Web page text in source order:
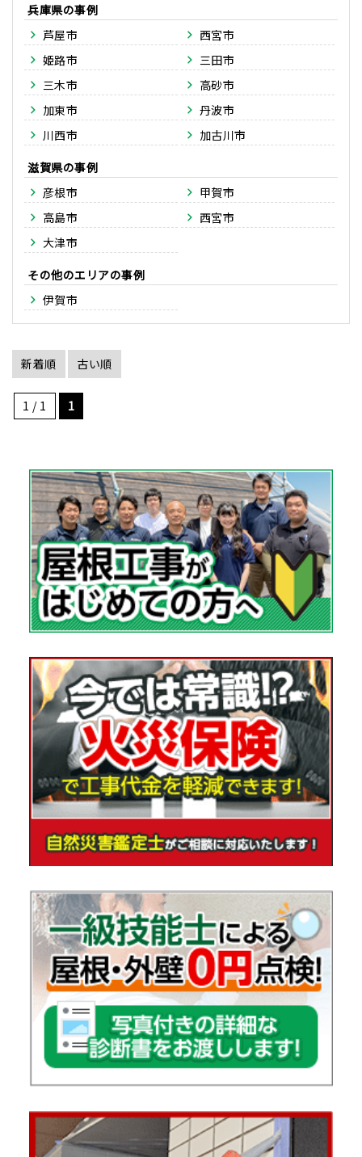
兵庫県
芦屋市
西宮市
姫路市
三田市
三木市
高砂市
加東市
丹波市
川西市
加古川市
滋賀県
彦根市
甲賀市
高島市
西宮市
大津市
その他のエリア
伊賀市
新着順 古い順
1 / 1 1